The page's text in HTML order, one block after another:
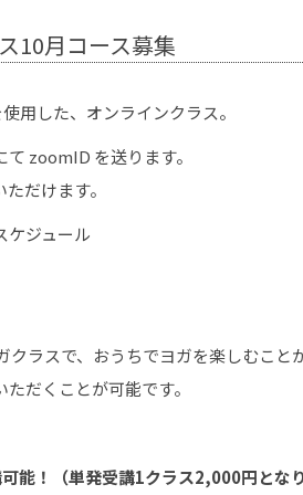
10月コース募集
用した、オンラインクラス。
zoomID を送ります。
だけます。
ケジュール
クラスで、おうちでヨガを楽しむこと
だくことが可能です。
能！（単発受講1クラス2,000円となり